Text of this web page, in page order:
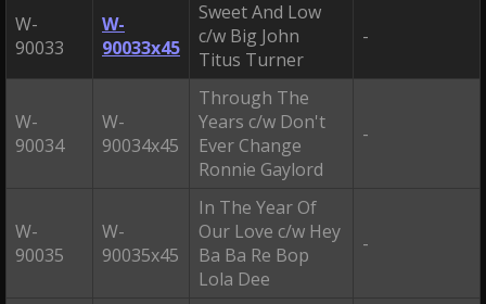
W-
90033
W-
90033x45
Sweet And Low
c/w Big John
Titus Turner
-
W-
90034
W-
90034x45
Through The
Years c/w Don't
Ever Change
Ronnie Gaylord
-
W-
90035
W-
90035x45
In The Year Of
Our Love c/w Hey
Ba Ba Re Bop
Lola Dee
-